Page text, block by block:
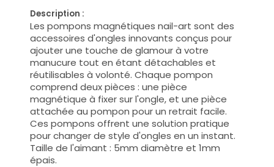
Description :
Les pompons magnétiques nail-art sont des
accessoires d'ongles innovants conçus pour
ajouter une touche de glamour à votre
manucure tout en étant détachables et
réutilisables à volonté. Chaque pompon
comprend deux pièces : une pièce
magnétique à fixer sur l'ongle, et une pièce
attachée au pompon pour un retrait facile.
Ces pompons offrent une solution pratique
pour changer de style d'ongles en un instant.
Taille de l'aimant : 5mm diamètre et 1mm
épais.